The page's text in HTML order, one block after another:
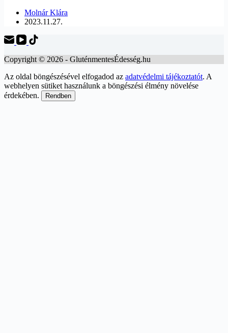
Molnár Klára
2023.11.27.
Copyright © 2026 - GluténmentesÉdesség.hu
Az oldal böngészésével elfogadod az adatvédelmi tájékoztatót. A
webhelyen sütiket használunk a böngészési élmény növelése
érdekében.
Rendben